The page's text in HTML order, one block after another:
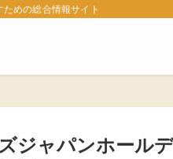
めの総合情報サイト
ジャパンホール